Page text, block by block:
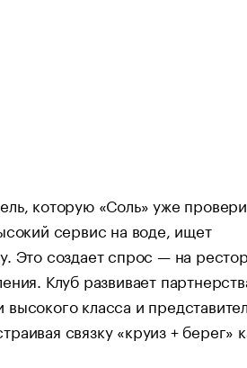
которую «Соль» уже
сервис на воде, ищет
Это создает спрос — на
Клуб развивает
класса и
связку «круиз + берег»